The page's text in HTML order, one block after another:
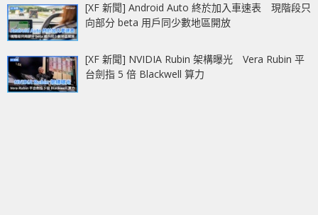
[XF 新聞] Android Auto 終於加入車速表 現階段只
向部分 beta 用戶同少數地區開放
[XF 新聞] NVIDIA Rubin 架構曝光 Vera Rubin 平
台劍指 5 倍 Blackwell 算力